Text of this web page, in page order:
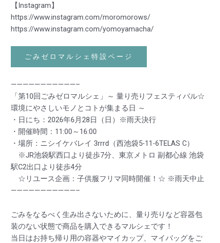
【Instagram】
https://www.instagram.com/moromorows/
https://www.instagram.com/yomoyamacha/
ごみゼロマルシェ特設ページ
———————————–
「第10回ごみゼロマルシェ」～ 量り売りフェスティバル☆
環境にやさしいモノとコトが集まる日 ～
・日にち：2026年6月28日（日）※雨天決行
・開催時間：11:00～16:00
・場所：ニシイケバレイ 3rrrd（西池袋5-11-6TELAS C）
※JR池袋駅西口より徒歩7分、東京メトロ 副都心線 池袋
駅C2出口より徒歩4分
☆リユース企画：子供服フリマ同時開催！☆ ※雨天中止
———————————–
ごみをなるべく生み出さないために、量り売りなど容器包
装のない状態で商品を購入できるマルシェです！
当日はお持ち帰り用の容器やマイカップ、マイバッグをご